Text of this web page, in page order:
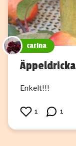
carina
Äppeldricka
Enkelt!!!
1 1